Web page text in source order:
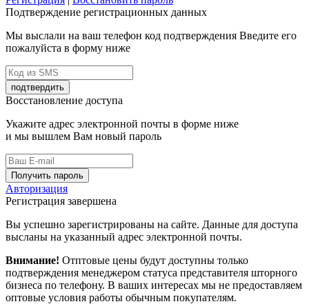
Подтверждение регистрационных данных
Мы выслали на ваш телефон код подтверждения Введите его
пожалуйста в форму ниже
подтвердить
Восстановление доступа
Укажите адрес электронной почты в форме ниже
и мы вышлем Вам новый пароль
Получить пароль
Авторизация
Регистрация завершена
Вы успешно зарегистрированы на сайте. Данные для доступа
высланы на указанный адрес электронной почты.
Внимание! Отптовые цены будут доступны только
подтверждения менеджером статуса представителя шторного
бизнеса по телефону. В ваших интересах мы не предоставляем
оптовые условия работы обычным покупателям.